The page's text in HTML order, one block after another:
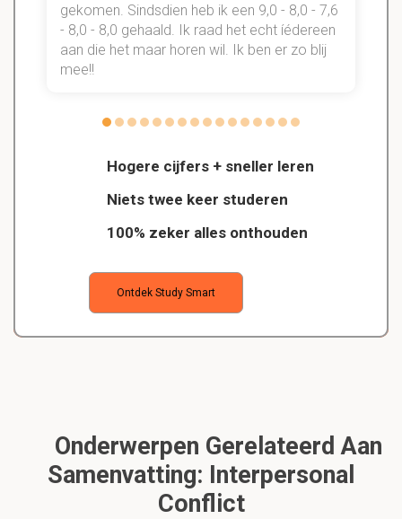
Hogere cijfers + sneller leren
Niets twee keer studeren
100% zeker alles onthouden
Ontdek Study Smart
gekomen. Sindsdien heb ik een 9,0 - 8,0 - 7,6
- 8,0 - 8,0 gehaald. Ik raad het echt íédereen
aan die het maar horen wil. Ik ben er zo blij
mee!!
Onderwerpen Gerelateerd Aan
Samenvatting: Interpersonal
Conflict